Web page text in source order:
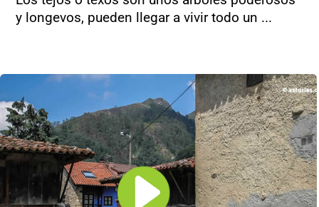
y longevos, pueden llegar a vivir todo un ...